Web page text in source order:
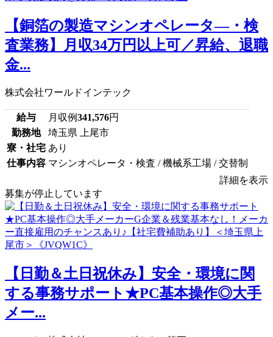
【銅箔の製造マシンオペレータ―・検
査業務】月収34万円以上可／昇給、退職
金...
株式会社ワールドインテック
給与 月収例341,576円
勤務地
埼玉県 上尾市
寮・社宅 あり
仕事内容 マシンオペレータ・検査 / 機械系工場 / 交替制
詳細を表示
募集が停止しています
【日勤＆土日祝休み】安全・環境に関
する事務サポート★PC基本操作◎大手
メー...